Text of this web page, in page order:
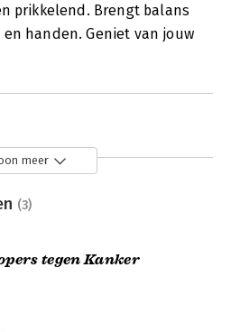
prikkelend. Brengt balans
handen. Geniet van jouw
meer
(3)
tegen Kanker